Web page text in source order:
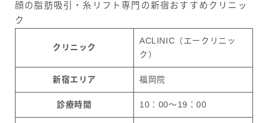
顔の脂肪吸引・糸リフト専門の新宿おすすめクリニッ
ク
クリニック
ACLINIC（エークリニッ
ク）
新宿エリア 福岡院
診療時間 10：00〜19：00